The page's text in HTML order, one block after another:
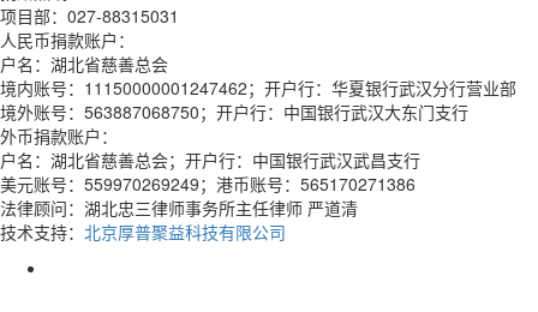
项目部：027-88315031
人民币捐款账户：
户名：湖北省慈善总会
境内账号：11150000001247462；开户行：华夏银行武汉分行营业部
境外账号：563887068750；开户行：中国银行武汉大东门支行
外币捐款账户：
户名：湖北省慈善总会；开户行：中国银行武汉武昌支行
美元账号：559970269249；港币账号：565170271386
法律顾问：湖北忠三律师事务所主任律师 严道清
技术支持： 北京厚普聚益科技有限公司